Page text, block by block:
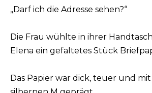
„Darf ich die Adresse sehen?“
Die Frau wühlte in ihrer
Elena ein gefaltetes Stück
Das Papier war dick, teuer und